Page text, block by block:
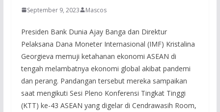
September 9, 2023 Mascos
Presiden Bank Dunia Ajay Banga dan Direktur
Pelaksana Dana Moneter Internasional (IMF) Kristalina
Georgieva memuji ketahanan ekonomi ASEAN di
tengah melambatnya ekonomi global akibat pandemi
dan perang. Pandangan tersebut mereka sampaikan
saat mengikuti Sesi Pleno Konferensi Tingkat Tinggi
(KTT) ke-43 ASEAN yang digelar di Cendrawasih Room,